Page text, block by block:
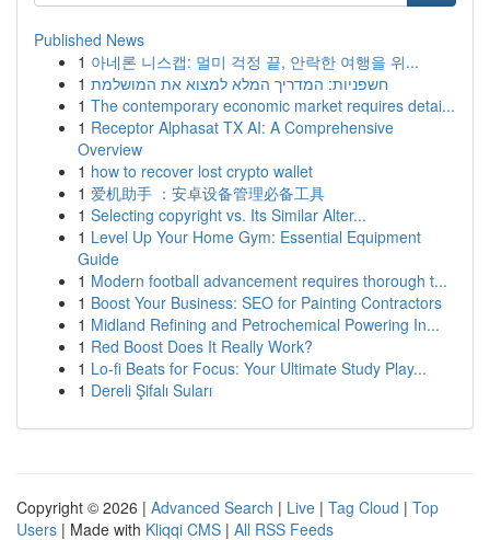
Published News
1 아네론 니스캡: 멀미 걱정 끝, 안락한 여행을 위...
1 חשפניות: המדריך המלא למצוא את המושלמת
1 The contemporary economic market requires detai...
1 Receptor Alphasat TX AI: A Comprehensive
Overview
1 how to recover lost crypto wallet
1 爱机助手 ：安卓设备管理必备工具
1 Selecting copyright vs. Its Similar Alter...
1 Level Up Your Home Gym: Essential Equipment
Guide
1 Modern football advancement requires thorough t...
1 Boost Your Business: SEO for Painting Contractors
1 Midland Refining and Petrochemical Powering In...
1 Red Boost Does It Really Work?
1 Lo-fi Beats for Focus: Your Ultimate Study Play...
1 Dereli Şifalı Suları
Copyright © 2026 | Advanced Search | Live | Tag Cloud | Top
Users | Made with Kliqqi CMS | All RSS Feeds